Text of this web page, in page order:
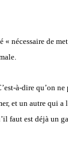
nécessaire de
à-dire qu’on
et un autre qui a
faut est déjà un